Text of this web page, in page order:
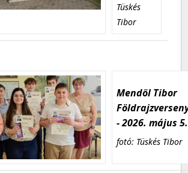
Tüskés
Tibor
Mendöl Tibor
- 2026. május 5.
fotó: Tüskés Tibor